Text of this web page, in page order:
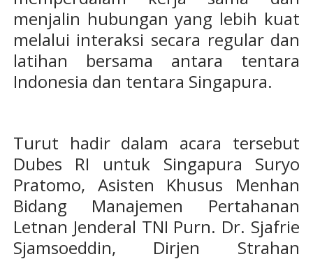
menjalin hubungan yang lebih kuat
melalui interaksi secara regular dan
latihan bersama antara tentara
Indonesia dan tentara Singapura.
Turut hadir dalam acara tersebut
Dubes RI untuk Singapura Suryo
Pratomo, Asisten Khusus Menhan
Bidang Manajemen Pertahanan
Letnan Jenderal TNI Purn. Dr. Sjafrie
Sjamsoeddin, Dirjen Strahan